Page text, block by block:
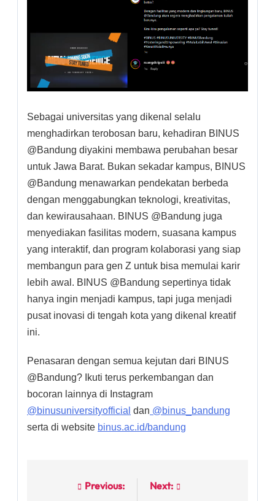
Sebagai universitas yang dikenal selalu
menghadirkan terobosan baru, kehadiran BINUS
@Bandung diyakini membawa perubahan besar
untuk Jawa Barat. Bukan sekadar kampus, BINUS
@Bandung menawarkan pendekatan berbeda
dengan menggabungkan teknologi, kreativitas,
dan kewirausahaan. BINUS @Bandung juga
menyediakan fasilitas modern, suasana kampus
yang interaktif, dan program kolaborasi yang siap
membangun para gen Z untuk bisa memulai karir
lebih awal. BINUS @Bandung sepertinya tidak
hanya ingin menjadi kampus, tapi juga menjadi
pusat inovasi di tengah kota yang dikenal kreatif
ini.
Penasaran dengan semua kejutan dari BINUS
@Bandung? Ikuti terus perkembangan dan
bocoran lainnya di Instagram
@binusuniversityofficial dan @binus_bandung
serta di website binus.ac.id/bandung
Previous:
Next: